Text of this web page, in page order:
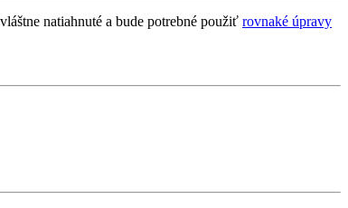
natiahnuté a bude potrebné použiť rovnaké úpravy